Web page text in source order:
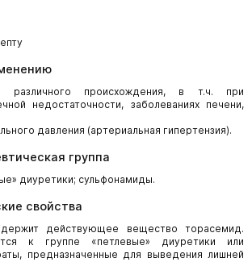
различного происхождения, в т.ч. при
недостаточности, заболеваниях печени,
давления (артериальная гипертензия).
группа
диуретики; сульфонамиды.
свойства
действующее вещество торасемид.
к группе «петлевые» диуретики или
предназначенные для выведения лишней